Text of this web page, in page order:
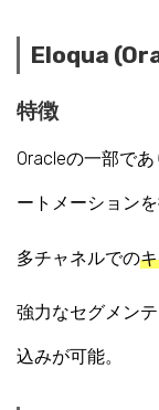
Eloqua
特徴
Oracleの一部で
ートメーションを
多チャネルでの
強力なセグメン
込みが可能。